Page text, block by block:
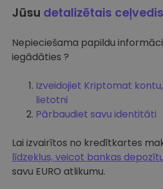
Jūsu detalizētais ceļvedis
Nepieciešama papildu
iegādāties ?
Izveidojiet Kriptomat
lietotni
Pārbaudiet savu identitāti
Lai izvairītos no kredītkartes
līdzekļus, veicot bankas
savu EURO atlikumu.